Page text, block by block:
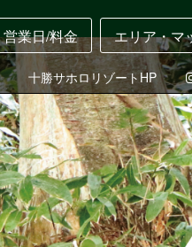
営業日/料金 エリア・マ
十勝サホロリゾートHP